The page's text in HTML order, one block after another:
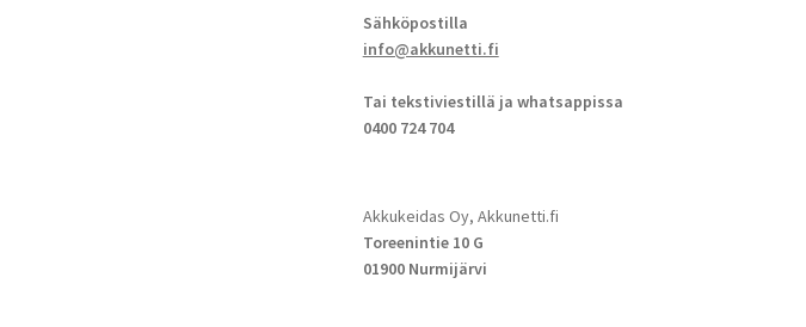
Sähköpostilla
info@akkunetti.fi
Tai tekstiviestillä ja whatsappissa
0400 724 704
Akkukeidas Oy, Akkunetti.fi
Toreenintie 10 G
01900 Nurmijärvi